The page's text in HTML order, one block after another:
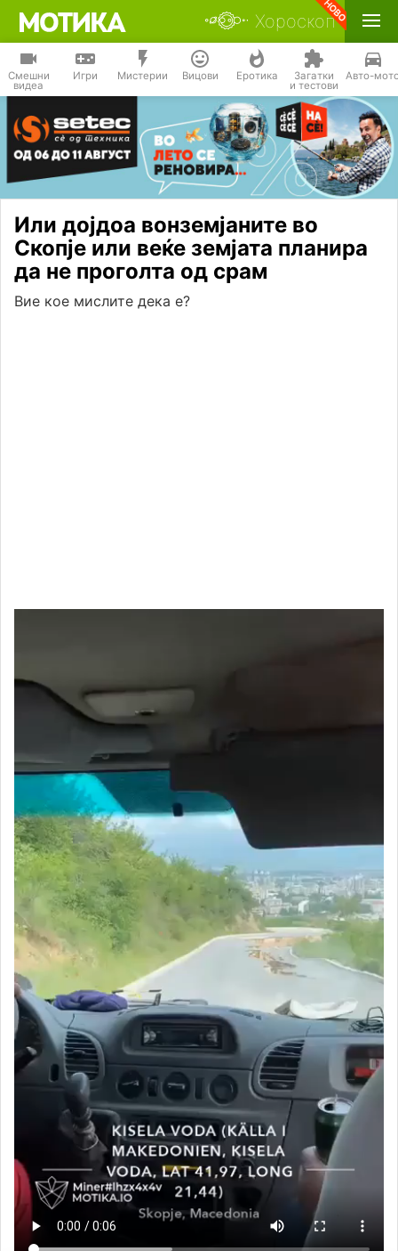
Хороскоп
Смешни
видеа
Игри Мистерии Вицови Еротика Загатки
и тестови
Авто-
Или дојдоа вонземјаните во
Скопје или веќе земјата планира
да не проголта од срам
Вие кое мислите дека е?